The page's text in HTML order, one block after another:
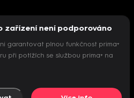
inicializovat přehrávač
zařízení není podporováno
garantovat plnou funkčnost prima+
při potížích se službou prima+ na